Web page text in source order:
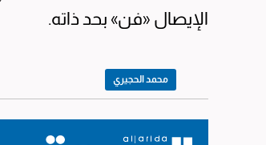
الإيصال «فن» بحد ذاته.
محمد الحجيري